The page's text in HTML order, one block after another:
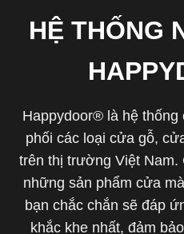
HỆ THỐNG
Happydoor® là hệ thống
phối các loại cửa gỗ,
trên thị trường Việt
những sản phẩm cửa
bạn chắc chắn sẽ đáp
khắc khe nhất, đảm